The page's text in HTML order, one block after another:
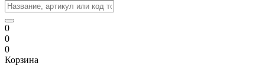
0
0
0
Корзина